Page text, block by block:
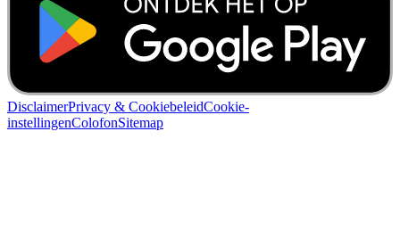
DisclaimerPrivacy & CookiebeleidCookie-
instellingenColofonSitemap